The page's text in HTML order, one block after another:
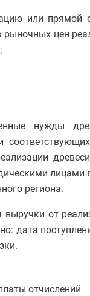
или прямой
цен
нужды
лицами
региона.
от
дата
отчислений